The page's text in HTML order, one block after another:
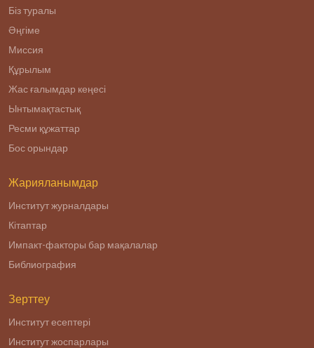
Біз туралы
Әңгіме
Миссия
Құрылым
Жас ғалымдар кеңесі
Ынтымақтастық
Ресми құжаттар
Бос орындар
Жарияланымдар
Институт журналдары
Кітаптар
Импакт-факторы бар мақалалар
Библиография
Зерттеу
Институт есептері
Институт жоспарлары